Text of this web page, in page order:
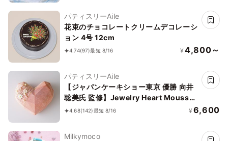
パティスリーAile
花束のチョコレートクリームデコレーシ
ョン 4号 12cm
4.74(97)最短 8/16 ¥ 4,800～
パティスリーAile
【ジャパンケーキショー東京 優勝 向井
聡美氏 監修】Jewelry Heart Mousse
～Coral pink～
4.68(142)最短 8/16 ¥ 6,600
Milkymoco